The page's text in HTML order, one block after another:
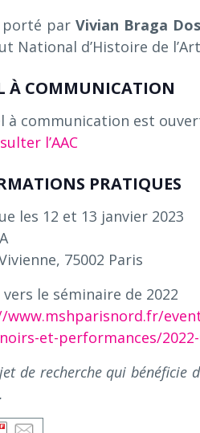
porté par Vivian Braga
National d’Histoire de
À COMMUNICATION
à communication est
l’AAC
PRATIQUES
les 12 et 13 janvier 2023
75002 Paris
vers le séminaire de 2022
www.mshparisnord.fr/
et-performances/
de recherche qui bénéficie